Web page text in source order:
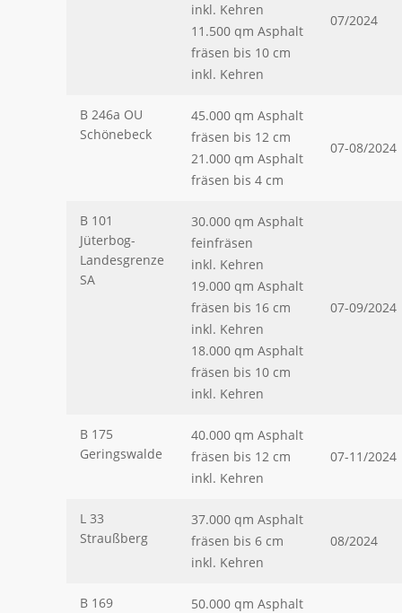
inkl. Kehren
11.500 qm Asphalt
fräsen bis 10 cm
inkl. Kehren
07/2024
B 246a OU
Schönebeck
45.000 qm Asphalt
fräsen bis 12 cm
21.000 qm Asphalt
fräsen bis 4 cm
07-08/2024
B 101
Jüterbog-
Landesgrenze
SA
30.000 qm Asphalt
feinfräsen
inkl. Kehren
19.000 qm Asphalt
fräsen bis 16 cm
inkl. Kehren
18.000 qm Asphalt
fräsen bis 10 cm
inkl. Kehren
07-09/2024
B 175
Geringswalde
40.000 qm Asphalt
fräsen bis 12 cm
inkl. Kehren
07-11/2024
L 33
Straußberg
37.000 qm Asphalt
fräsen bis 6 cm
inkl. Kehren
08/2024
B 169
50.000 qm Asphalt